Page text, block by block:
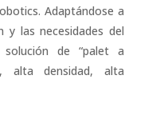
Adaptándose a
y las necesidades del
de “palet a
alta densidad, alta